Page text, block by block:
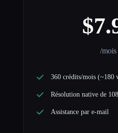
/mois
360 crédits/mois (~180
Résolution native de
Assistance par e-mail